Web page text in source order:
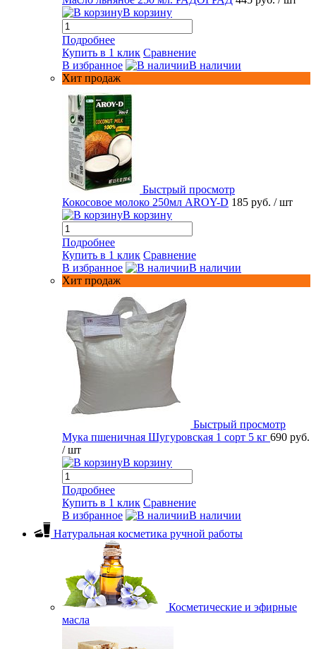
В корзину
Подробнее
Купить в 1 клик Сравнение
В избранное
В наличии
Хит продаж
Быстрый просмотр
Кокосовое молоко 250мл AROY-D 185 руб. / шт
В корзину
Подробнее
Купить в 1 клик Сравнение
В избранное
В наличии
Хит продаж
Быстрый просмотр
Мука пшеничная Шугуровская 1 сорт 5 кг 690 руб.
/ шт
В корзину
Подробнее
Купить в 1 клик Сравнение
В избранное
В наличии
Натуральная косметика ручной работы
Косметические и эфирные
масла